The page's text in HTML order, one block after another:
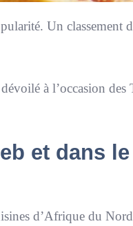
Un classement
à l’occasion des
et dans
d’Afrique du